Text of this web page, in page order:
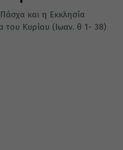
και η Εκκλησία
του Κυρίου (Ιωαν. θ 1- 38)